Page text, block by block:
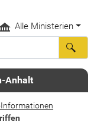
Alle Ministerien
Anhalt